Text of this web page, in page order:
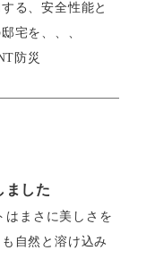
る、安全性能と
宅を、、、
防災
した
まさに美しさを
自然と溶け込み